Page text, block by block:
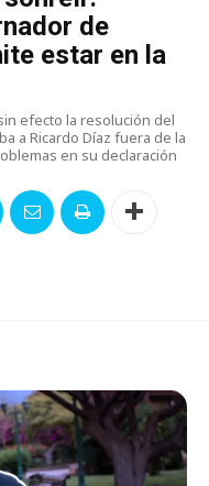
de
estar en la
efecto la resolución del
a Ricardo Díaz fuera de la
en su declaración